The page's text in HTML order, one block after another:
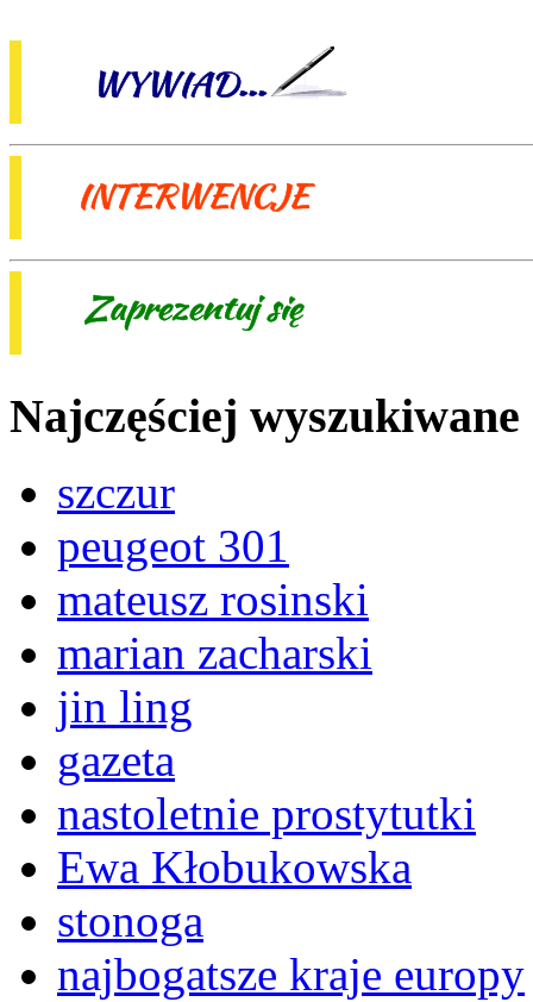
Najczęściej wyszukiwane
szczur
peugeot 301
mateusz rosinski
marian zacharski
jin ling
gazeta
nastoletnie prostytutki
Ewa Kłobukowska
stonoga
najbogatsze kraje europy